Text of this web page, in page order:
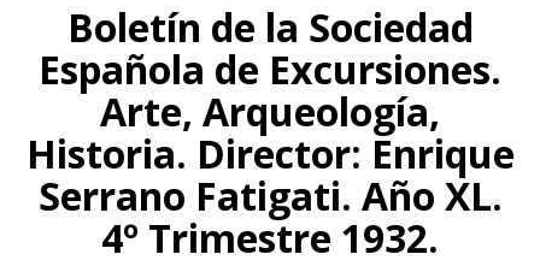
Boletín de la Sociedad
Española de Excursiones.
Arte, Arqueología,
Historia. Director: Enrique
Serrano Fatigati. Año XL.
4º Trimestre 1932.